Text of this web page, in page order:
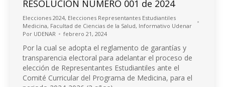
RESOLUCIÓN NÚMERO 001 de 2024
Elecciones 2024, Elecciones Representantes Estudiantiles
Medicina, Facultad de Ciencias de la Salud, Informativo Udenar
Por UDENAR febrero 21, 2024
Por la cual se adopta el reglamento de garantías y
transparencia electoral para adelantar el proceso de
elección de Representantes Estudiantiles ante el
Comité Curricular del Programa de Medicina, para el